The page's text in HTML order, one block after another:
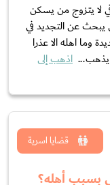
لا يتزوج من يسكن
عن التجديد في
وما اهله الا عذرا
يذهب... اذهب إلى
بسبب أهله؟
قضايا اسرية